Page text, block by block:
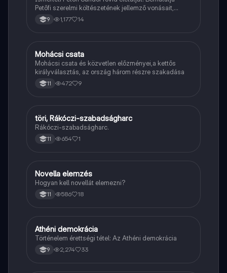
Petőfi szerelmi költészetének jellemző vonásait,
vereseinek ihletőit és külön kitér a hitvesi
költészetére.
9 1,177 14
Töri
Mohácsi csata
Mohácsi csata és közvetlen előzményei,a kettős
királyválasztás, az ország három részre szakadása
11 472 9
Töri
töri, Rákóczi-szabadságharc
Rákóczi-szabadságharc.
11 654 1
Magyar
Novella elemzés
Hogyan kell novellát elemezni?
11 586 18
Töri
Athéni demokrácia
Történelem érettségi tétel: Az Athéni demokrácia
9 2,274 33